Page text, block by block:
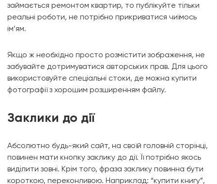
займається ремонтом квартир, то публікуйте тільки
реальні роботи, не потрібно прикриватися чиїмось
ім’ям.
Якщо ж необхідно просто розмістити зображення, не
забувайте дотримуватися авторських прав. Для цього
використовуйте спеціальні стоки, де можна купити
фотографії з хорошим розширенням файлу.
Заклики до дії
Абсолютно будь-який сайт, на своїй головній сторінці,
повинен мати кнопку заклику до дії. Її потрібно якось
виділити зовні. Крім того, фраза заклику повинна бути
короткою, переконливою. Наприклад: “купити книгу”,